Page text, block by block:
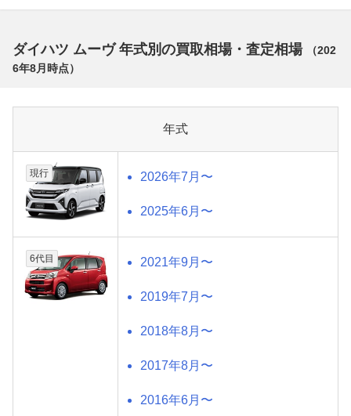
ダイハツ ムーヴ 年式別の買取相場・査定相場 （202
6年8月 時点）
年式
現行 2026年7月〜
2025年6月〜
6代目 2021年9月〜
2019年7月〜
2018年8月〜
2017年8月〜
2016年6月〜